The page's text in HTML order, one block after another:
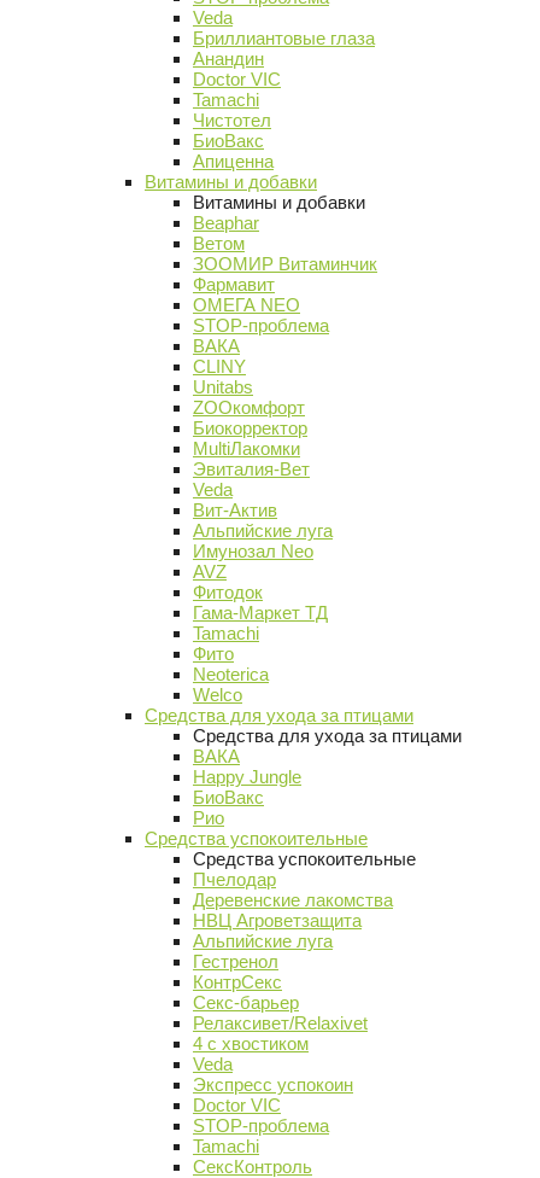
Veda
Бриллиантовые глаза
Анандин
Doctor VIC
Tamachi
Чистотел
БиоВакс
Апиценна
Витамины и добавки
Витамины и добавки
Beaphar
Ветом
ЗООМИР Витаминчик
Фармавит
ОМЕГА NEO
STOP-проблема
ВАКА
CLINY
Unitabs
ZOOкомфорт
Биокорректор
MultiЛакомки
Эвиталия-Вет
Veda
Вит-Актив
Альпийские луга
Имунозал Neo
AVZ
Фитодок
Гама-Маркет ТД
Tamachi
Фито
Neoterica
Welco
Средства для ухода за птицами
Средства для ухода за птицами
ВАКА
Happy Jungle
БиоВакс
Рио
Средства успокоительные
Средства успокоительные
Пчелодар
Деревенские лакомства
НВЦ Агроветзащита
Альпийские луга
Гестренол
КонтрСекс
Секс-барьер
Релаксивет/Relaxivet
4 с хвостиком
Veda
Экспресс успокоин
Doctor VIC
STOP-проблема
Tamachi
СексКонтроль